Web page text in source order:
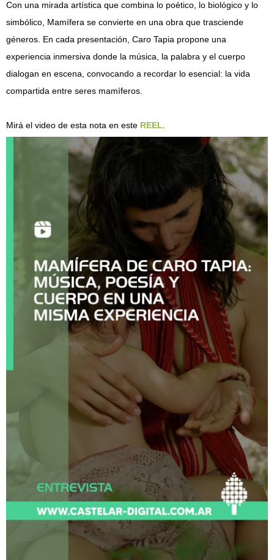
Con una mirada artística que combina lo poético, lo biológico y lo
simbólico, Mamífera se convierte en una obra que trasciende
géneros. En cada presentación, Caro Tapia propone una
experiencia inmersiva donde la música, la palabra y el cuerpo
dialogan en escena, convocando a recordar lo esencial: la vida
compartida entre seres mamíferos.
Mirá el video de esta nota en este REEL